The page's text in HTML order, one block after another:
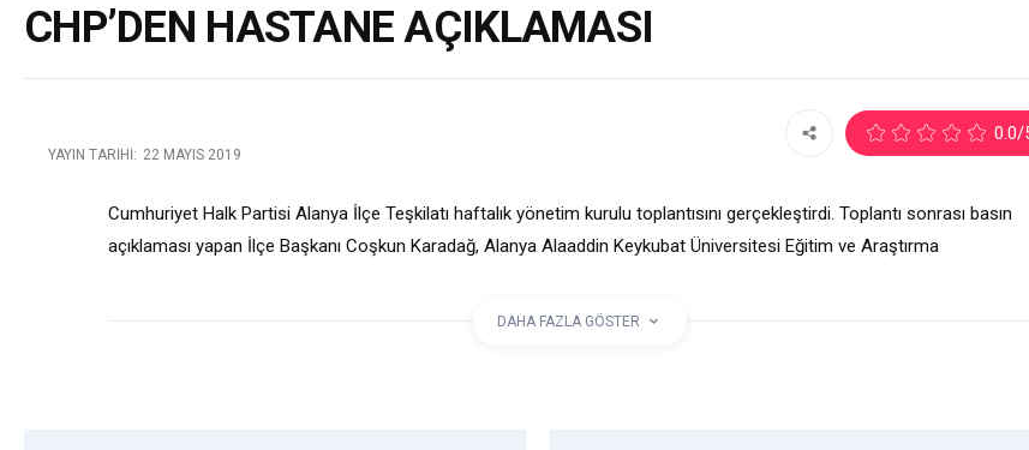
CHP’DEN HASTANE AÇIKLAMASI
YAYIN TARIHI: 22 MAYIS 2019
0.0/
Cumhuriyet Halk Partisi Alanya İlçe Teşkilatı haftalık yönetim kurulu toplantısını gerçekleştirdi. Toplantı sonrası basın
açıklaması yapan İlçe Başkanı Coşkun Karadağ, Alanya Alaaddin Keykubat Üniversitesi Eğitim ve Araştırma
DAHA FAZLA GÖSTER